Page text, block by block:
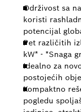
Održivost sa
koristi
potencijal
Pet različitih
kW* - *Snaga
Idealno za
postojećih
Kompaktno
pogledu